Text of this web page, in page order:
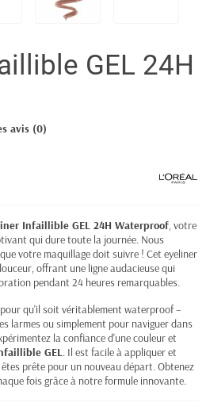
GEL 24H
avis (0)
Infaillible GEL 24H Waterproof, votre
qui dure toute la journée. Nous
votre maquillage doit suivre ! Cet eyeliner
offrant une ligne audacieuse qui
pendant 24 heures remarquables.
qu'il soit véritablement waterproof –
larmes ou simplement pour naviguer dans
la confiance d'une couleur et
GEL. Il est facile à appliquer et
prête pour un nouveau départ. Obtenez
fois grâce à notre formule innovante.